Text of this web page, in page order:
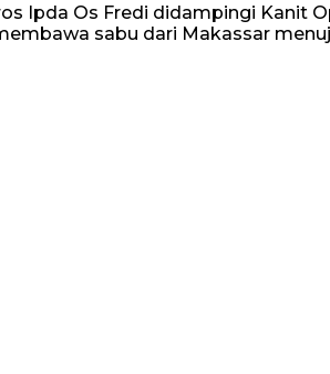
Ipda Os Fredi didampingi Kanit
sabu dari Makassar